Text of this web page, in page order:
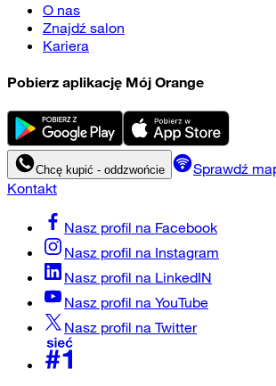
O nas
Znajdź salon
Kariera
Pobierz aplikację Mój Orange
Chcę kupić - oddzwońcie
Sprawdź
Kontakt
Nasz profil na Facebook
Nasz profil na Instagram
Nasz profil na LinkedIN
Nasz profil na YouTube
Nasz profil na Twitter